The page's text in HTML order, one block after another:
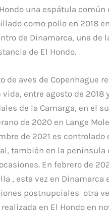
una espátula
como pollo en 2018
de Dinamarca, una de
de El Hondo.
aves de Copenhague
entre agosto de
de la Camarga, en el
de 2020 en Lange
de 2021 es controlado
también en la península
En febrero de
, esta vez en
postnupciales otra
en El Hondo en